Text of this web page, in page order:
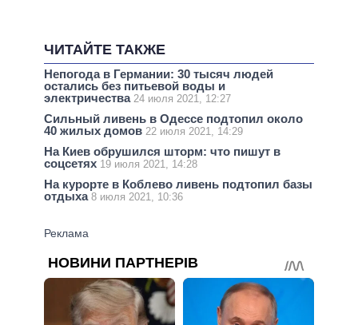
ЧИТАЙТЕ ТАКЖЕ
Непогода в Германии: 30 тысяч людей
остались без питьевой воды и
электричества 24 июля 2021, 12:27
Сильный ливень в Одессе подтопил около
40 жилых домов 22 июля 2021, 14:29
На Киев обрушился шторм: что пишут в
соцсетях 19 июля 2021, 14:28
На курорте в Коблево ливень подтопил базы
отдыха 8 июля 2021, 10:36